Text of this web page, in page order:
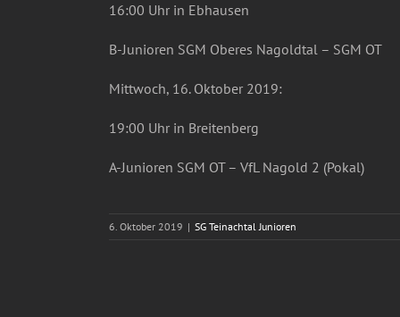
16:00 Uhr in Ebhausen
B-Junioren SGM Oberes Nagoldtal – SGM OT
Mittwoch, 16. Oktober 2019:
19:00 Uhr in Breitenberg
A-Junioren SGM OT – VfL Nagold 2 (Pokal)
6. Oktober 2019 | SG Teinachtal Junioren